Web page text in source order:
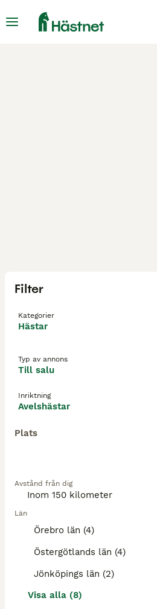
Filter
Kategorier
Hästar
Typ av annons
Till salu
Inriktning
Avelshästar
Plats
Avstånd från dig
Län
Örebro län (4)
Östergötlands län (4)
Jönköpings län (2)
Visa alla (8)